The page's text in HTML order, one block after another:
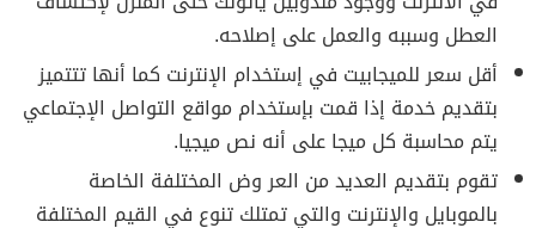
العطل وسببه والعمل على إصلاحه.
أقل سعر للميجابيت في إستخدام الإنترنت كما أنها تتتميز
بتقديم خدمة إذا قمت بإستخدام مواقع التواصل الإجتماعي
يتم محاسبة كل ميجا على أنه نص ميجيا.
تقوم بتقديم العديد من العر وض المختلفة الخاصة
بالموبايل والإنترنت والتي تمتلك تنوع في القيم المختلفة